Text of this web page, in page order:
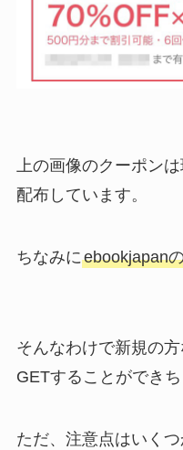
上の画像のクーポン
配布しています。
ちなみにebookjapan
そんなわけで新規の
GETすることができち
ただ、注意点はいく